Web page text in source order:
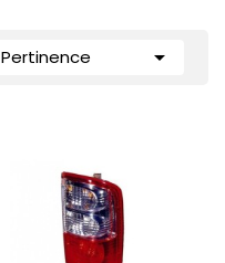
Pertinence 